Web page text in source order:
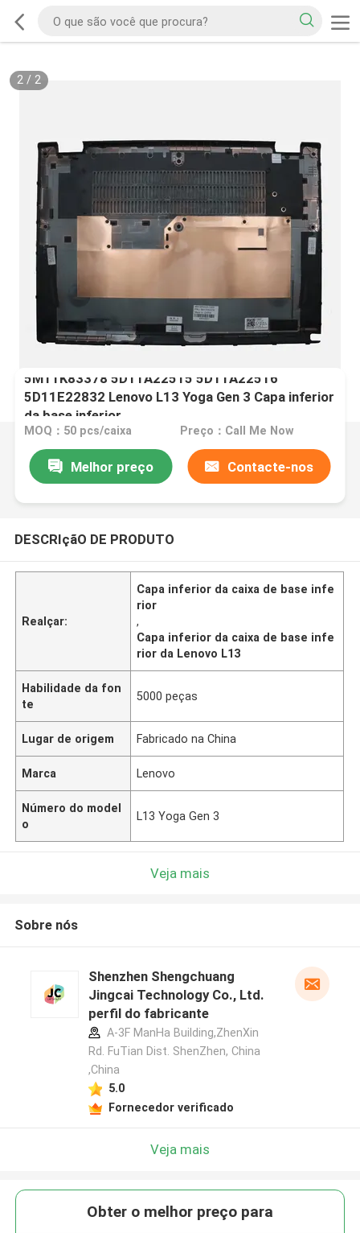
2/ 2
5M11K83378 5D11A22515 5D11A22516
5D11E22832 Lenovo L13 Yoga Gen 3 Capa inferior
da base inferior
MOQ：50 pcs/caixa Preço：Call Me Now
Melhor preço Contacte-nos
DESCRIçãO DE PRODUTO
Realçar:
Capa inferior da caixa de base infe
rior
,
Capa inferior da caixa de base infe
rior da Lenovo L13
Habilidade da fon
te
5000 peças
Lugar de origem Fabricado na China
Marca Lenovo
Número do model
o
L13 Yoga Gen 3
Veja mais
Sobre nós
Shenzhen Shengchuang
Jingcai Technology Co., Ltd.
perfil do fabricante
A-3F ManHa Building,ZhenXin
Rd. FuTian Dist. ShenZhen, China
,China
5.0
Fornecedor verificado
Veja mais
Obter o melhor preço para